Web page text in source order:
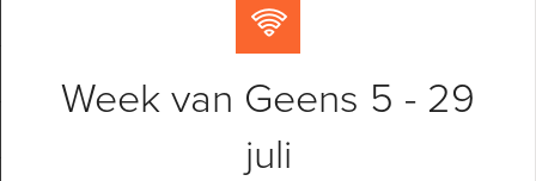
Week van Geens 5 - 29
juli